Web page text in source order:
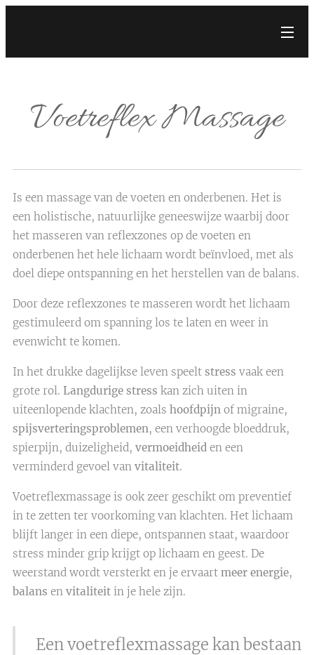
Voetreflex Massage
Is een massage van de voeten en onderbenen. Het is
een holistische, natuurlijke geneeswijze waarbij door
het masseren van reflexzones op de voeten en
onderbenen het hele lichaam wordt beïnvloed, met als
doel diepe ontspanning en het herstellen van de balans.
Door deze reflexzones te masseren wordt het lichaam
gestimuleerd om spanning los te laten en weer in
evenwicht te komen.
In het drukke dagelijkse leven speelt stress vaak een
grote rol. Langdurige stress kan zich uiten in
uiteenlopende klachten, zoals hoofdpijn of migraine,
spijsverteringsproblemen, een verhoogde bloeddruk,
spierpijn, duizeligheid, vermoeidheid en een
verminderd gevoel van vitaliteit.
Voetreflexmassage is ook zeer geschikt om preventief
in te zetten ter voorkoming van klachten. Het lichaam
blijft langer in een diepe, ontspannen staat, waardoor
stress minder grip krijgt op lichaam en geest. De
weerstand wordt versterkt en je ervaart meer energie,
balans en vitaliteit in je hele zijn.
Een voetreflexmassage kan bestaan